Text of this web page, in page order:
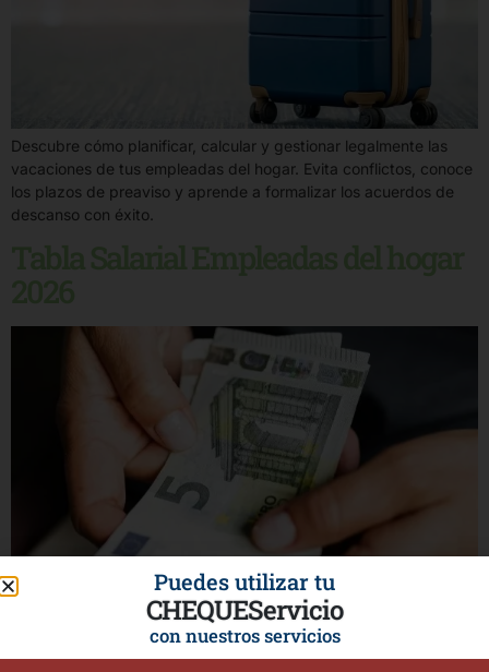
Descubre cómo planificar, calcular y gestionar legalmente las
vacaciones de tus empleadas del hogar. Evita conflictos, conoce
los plazos de preaviso y aprende a formalizar los acuerdos de
descanso con éxito.
Puedes utilizar tu
CHEQUEServicio
con nuestros servicios